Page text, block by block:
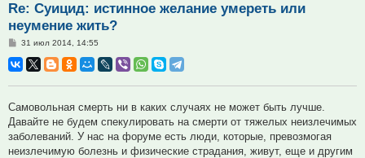
Re: Суицид: истинное желание умереть или
неумение жить?
Сообщение
31 июл 2014, 14:55
Самовольная смерть ни в каких случаях не может быть лучше.
Давайте не будем спекулировать на смерти от тяжелых неизлечимых
заболеваний. У нас на форуме есть люди, которые, превозмогая
неизлечимую болезнь и физические страдания, живут, еще и другим